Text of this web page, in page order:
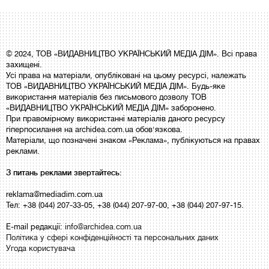
© 2024, ТОВ «ВИДАВНИЦТВО УКРАЇНСЬКИЙ МЕДІА ДІМ». Всі права
захищені.
Усі права на матеріали, опубліковані на цьому ресурсі, належать
ТОВ «ВИДАВНИЦТВО УКРАЇНСЬКИЙ МЕДІА ДІМ». Будь-яке
використання матеріалів без письмового дозволу ТОВ
«ВИДАВНИЦТВО УКРАЇНСЬКИЙ МЕДІА ДІМ» заборонено.
При правомірному використанні матеріалів даного ресурсу
гіперпосилання на archidea.com.ua обов'язкова.
Матеріали, що позначені знаком «Реклама», публікуються на правах
реклами.
З питань реклами звертайтесь:
reklama@mediadim.com.ua
Тел: +38 (044) 207-33-05, +38 (044) 207-97-00, +38 (044) 207-97-15.
E-mail редакції:info@archidea.com.ua
Політика у сфері конфіденційності та персональних даних
Угода користувача